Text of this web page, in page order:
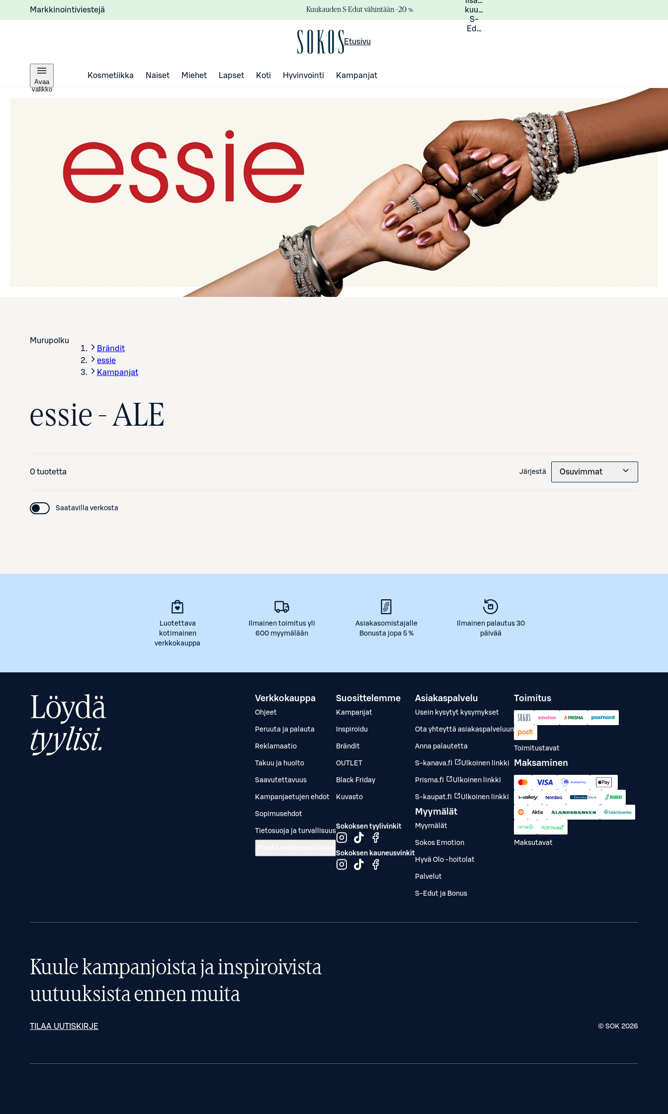
Markkinointiviestejä Kuukauden S-Edut vähintään –20 %
kuukauden
S-
Eduista
Etusivu
Avaa
valikko
Kosmetiikka Naiset Miehet Lapset Koti Hyvinvointi Kampanjat
Murupolku
Brändit
essie
Kampanjat
essie - ALE
0 tuotetta Järjestä Osuvimmat
Saatavilla verkosta
Luotettava
kotimainen
verkkokauppa
Ilmainen toimitus yli
600 myymälään
Asiakasomistajalle
Bonusta jopa 5 %
Ilmainen palautus 30
päivää
Löydä
tyylisi.
Verkkokauppa
Ohjeet
Peruuta ja palauta
Reklamaatio
Takuu ja huolto
Saavutettavuus
Kampanjaetujen ehdot
Sopimusehdot
Tietosuoja ja turvallisuus
Suosittelemme
Kampanjat
Inspiroidu
Brändit
OUTLET
Black Friday
Kuvasto
Sokoksen tyylivinkit
Sokoksen kauneusvinkit
Asiakaspalvelu
Usein kysytyt kysymykset
Ota yhteyttä asiakaspalveluun
Anna palautetta
S-kanava.fi Ulkoinen linkki
Prisma.fi Ulkoinen linkki
S-kaupat.fi Ulkoinen linkki
Myymälät
Myymälät
Sokos Emotion
Hyvä Olo -hoitolat
Palvelut
S-Edut ja Bonus
Toimitus
Toimitustavat
Maksaminen
Maksutavat
Kuule kampanjoista ja inspiroivista
uutuuksista ennen muita
TILAA UUTISKIRJE © SOK 2026